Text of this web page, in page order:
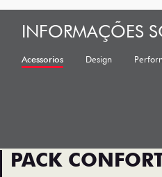
INFORMAÇÕES
Acessorios Design
PACK